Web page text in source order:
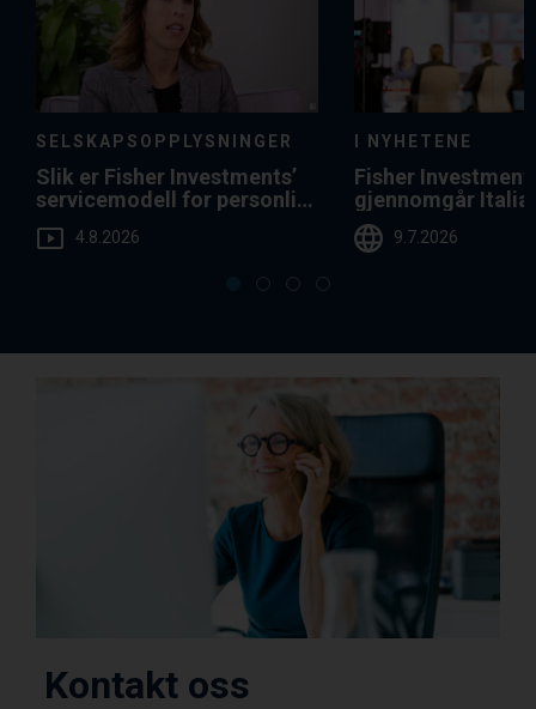
SELSKAPSOPPLYSNINGER
Slik er Fisher Investments’
servicemodell for personlig
oppfølging til fordel for deg
4.8.2026
I NYHETENE
Fisher
gjennomgår
gjeldsgrad i
9.7.2026
Kontakt oss